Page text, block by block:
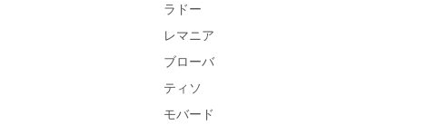
ラドー
レマニア
ブローバ
ティソ
モバード